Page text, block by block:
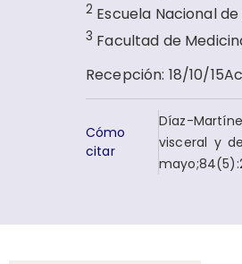
2 Escuela Nacional
3 Facultad de
Recepción: 18/10/15
Cómo
citar
Díaz-
visceral y